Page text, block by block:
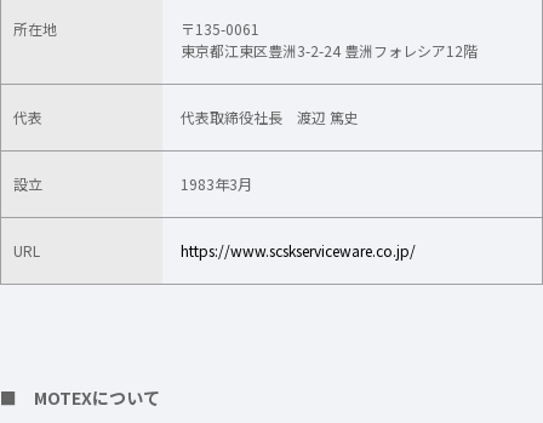
所在地
〒135-0061
東京都江東区豊洲3-2-24 豊洲フォレシア12階
代表 代表取締役社長 渡辺 篤史
設立 1983年3月
URL https://www.scskserviceware.co.jp/
■ MOTEXについて